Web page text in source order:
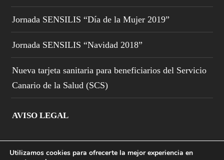
Jornada SENSILIS “Día de la Mujer 2019”
Jornada SENSILIS “Navidad 2018”
Nueva tarjeta sanitaria para beneficiarios del Servicio
Canario de la Salud (SCS)
AVISO LEGAL
Utilizamos cookies para ofrecerte la mejor experiencia en